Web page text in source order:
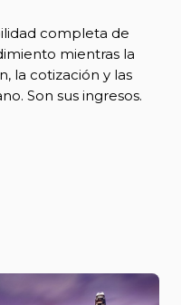
completa de
mientras la
la cotización y las
Son sus ingresos.